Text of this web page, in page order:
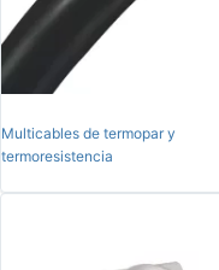
Multicables de termopar y
termoresistencia